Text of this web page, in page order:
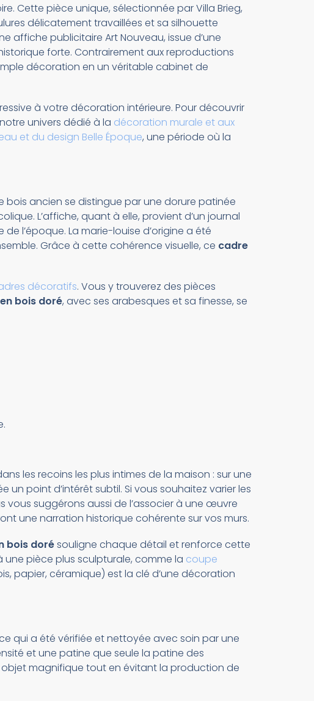
Cette pièce unique, sélectionnée par Villa Brieg,
délicatement travaillées et sa silhouette
affiche publicitaire Art Nouveau, issue d’une
forte. Contrairement aux reproductions
décoration en un véritable cabinet de
à votre décoration intérieure. Pour découvrir
univers dédié à la décoration murale et aux
et du design Belle Époque, une période où la
bois ancien se distingue par une dorure patinée
L’affiche, quant à elle, provient d’un journal
l’époque. La marie-louise d’origine a été
Grâce à cette cohérence visuelle, ce cadre
décoratifs. Vous y trouverez des pièces
bois doré, avec ses arabesques et sa finesse, se
les recoins les plus intimes de la maison : sur une
point d’intérêt subtil. Si vous souhaitez varier les
vous suggérons aussi de l’associer à une œuvre
une narration historique cohérente sur vos murs.
bois dorésouligne chaque détail et renforce cette
pièce plus sculpturale, comme la coupe
papier, céramique) est la clé d’une décoration
qui a été vérifiée et nettoyée avec soin par une
et une patine que seule la patine des
magnifique tout en évitant la production de